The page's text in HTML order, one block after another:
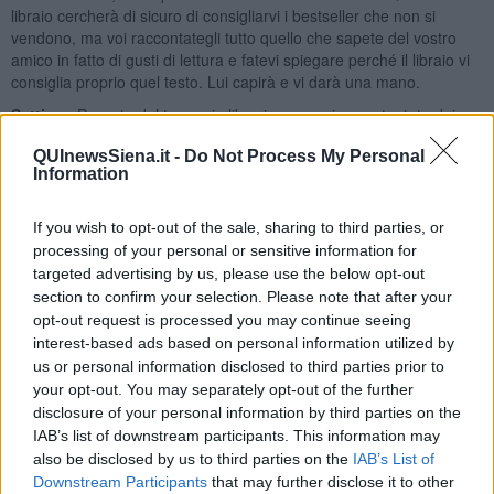
QUInewsSiena.it - Do Not Process My Personal
Information
If you wish to opt-out of the sale, sharing to third parties, or
processing of your personal or sensitive information for
targeted advertising by us, please use the below opt-out
section to confirm your selection. Please note that after your
opt-out request is processed you may continue seeing
interest-based ads based on personal information utilized by
us or personal information disclosed to third parties prior to
your opt-out. You may separately opt-out of the further
disclosure of your personal information by third parties on the
IAB’s list of downstream participants. This information may
also be disclosed by us to third parties on the IAB’s List of
Downstream Participants that may further disclose it to other
libraio cercherà di sicuro di consigliarvi i bestseller che non si
vendono, ma voi raccontategli tutto quello che sapete del vostro
amico in fatto di gusti di lettura e fatevi spiegare perché il libraio vi
consiglia proprio quel testo. Lui capirà e vi darà una mano.
Settimo.Passate del tempo in libreria e non vi accontentate dei
primi libri che vi capitano tra le mani. Indagate. Cercate. Fatevi
un’idea leggendo gli indici, i risvolti di copertina, la nota biografica
dell’autore. Analizzate il valore della casa editrice. Insomma
tempo che una donna ci metterebbe per comprarsi un paio di
scarpe e indossate, pardon sfogliate tutti i libri necessari per
individuare proprio quello che fa al caso vostro. Insomma non
abbiate fretta. Un libro scelto in fretta di solito è un pessimo libro. E
i librai di solito sono pazienti come i venditori di scarpe.
Ottavo(solo per paranoici con molto tempo a disposizione …o
insonni). Date un’occhiata a riviste specializzate in recensioni di libri
e iscrivetevi a liste di discussioni di libri. Può aiutare parecchio. Ma
non perdete di vista la persona a cui intendete regalare il libro. Il
libro deve piacere a lui (o a lei).
Nono.Evitate di prendere dei fittoni per autori e generi. Insomma
non regalate gialli solo perché i gialli vanno tanto di moda. Tenete